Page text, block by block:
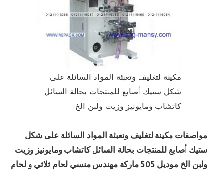
مكينة لتغليف وتعبئة المواد السائلة على
شكل ستيك أصابع للمنتجات بحالة السائل
كاتشاب ومايونيز وزيت ولبن الخ
مواصفات مكينة لتغليف وتعبئة المواد السائلة على شكل
ستيك أصابع للمنتجات بحالة السائل كاتشاب ومايونيز وزيت
ولبن الخ
موديل 505 ماركة مهندس منسي لحام ثلاثي و لحام